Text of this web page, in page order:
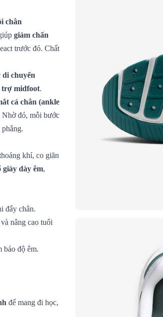
chân
giảm chấn
trước đó. Chất
chuyển
trợ midfoot.
cá chân (ankle
Nhờ đó, mỗi bước
khí, co giãn
giày dày êm,
đẩy chân.
nâng cao tuổi
bảo độ êm.
để mang đi học,